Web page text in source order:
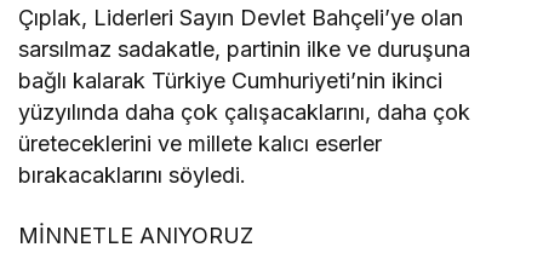
Çıplak, Liderleri Sayın Devlet Bahçeli’ye olan
sarsılmaz sadakatle, partinin ilke ve duruşuna
bağlı kalarak Türkiye Cumhuriyeti’nin ikinci
yüzyılında daha çok çalışacaklarını, daha çok
üreteceklerini ve millete kalıcı eserler
bırakacaklarını söyledi.
MİNNETLE ANIYORUZ